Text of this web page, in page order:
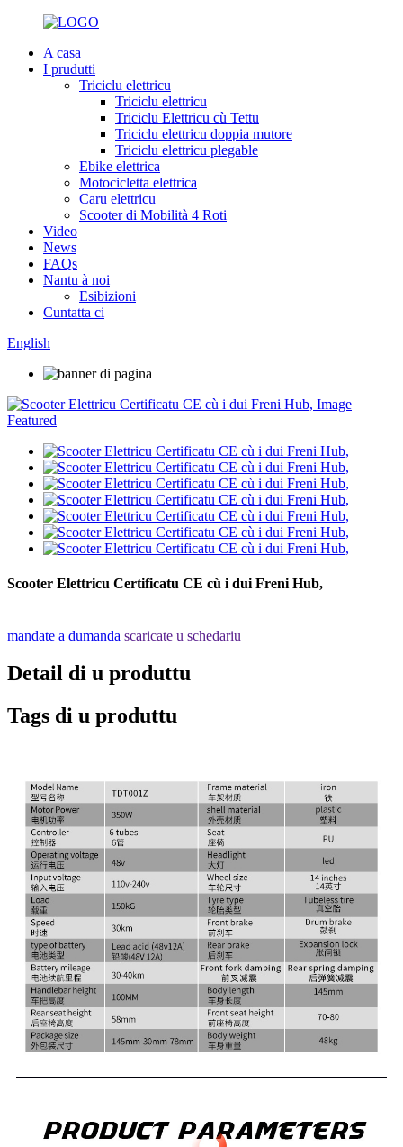
A casa
I prudutti
Triciclu elettricu
Triciclu elettricu
Triciclu Elettricu cù Tettu
Triciclu elettricu doppia mutore
Triciclu elettricu plegable
Ebike elettrica
Motocicletta elettrica
Caru elettricu
Scooter di Mobilità 4 Roti
Video
News
FAQs
Nantu à noi
Esibizioni
Cuntatta ci
English
Scooter Elettricu Certificatu CE cù i dui Freni Hub,
mandate a dumanda scaricate u schedariu
Detail di u produttu
Tags di u produttu